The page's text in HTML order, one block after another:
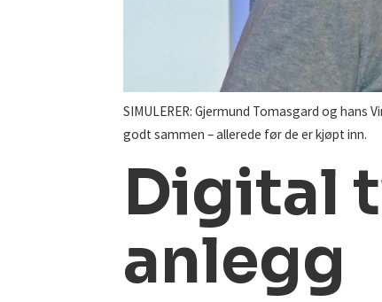
SIMULERER: Gjermund Tomasgard og
godt sammen – allerede før de er kjøpt inn.
Digital
anlegg